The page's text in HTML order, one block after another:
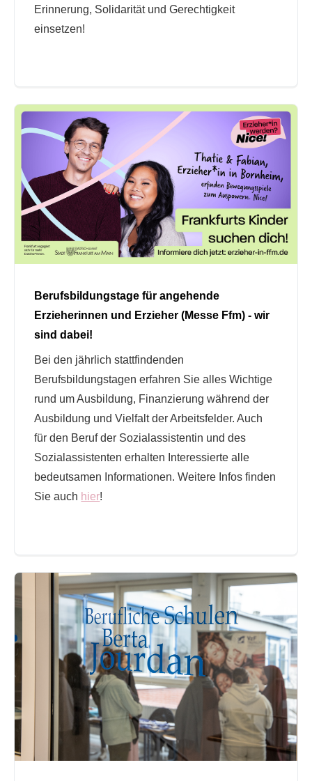
Erinnerung, Solidarität und Gerechtigkeit
einsetzen!
Berufsbildungstage für angehende
Erzieherinnen und Erzieher (Messe Ffm) - wir
sind dabei!
Bei den jährlich stattfindenden
Berufsbildungstagen erfahren Sie alles Wichtige
rund um Ausbildung, Finanzierung während der
Ausbildung und Vielfalt der Arbeitsfelder. Auch
für den Beruf der Sozialassistentin und des
Sozialassistenten erhalten Interessierte alle
bedeutsamen Informationen. Weitere Infos finden
Sie auch hier!